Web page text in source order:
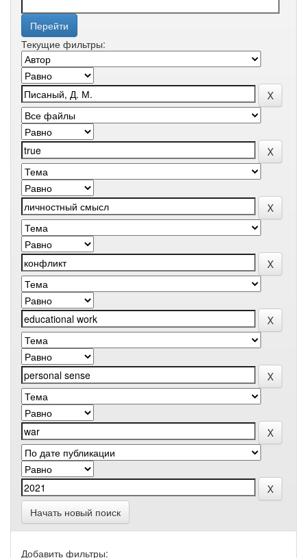
Текущие фильтры:
Начать новый поиск
Добавить фильтры: